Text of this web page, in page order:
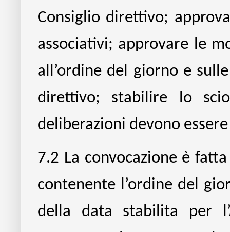
Consiglio direttivo;
associativi; approvare le
all’ordine del giorno e
direttivo; stabilire lo
deliberazioni devono
7.2 La convocazione è
contenente l’ordine del
della data stabilita per